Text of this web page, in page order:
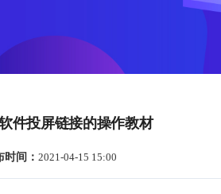
件投屏链接的操作教材
时间： 2021-04-15 15:00